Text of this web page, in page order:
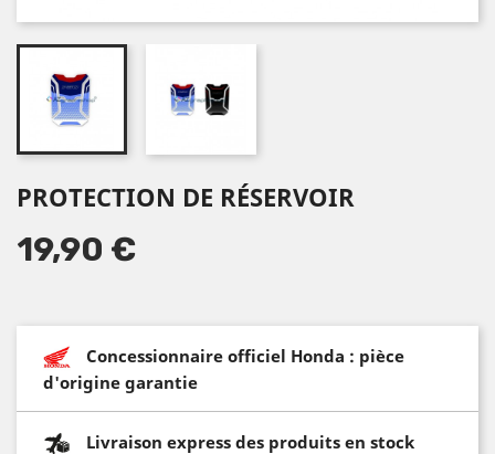
PROTECTION DE RÉSERVOIR
19,90 €
Concessionnaire officiel Honda : pièce
d'origine garantie
Livraison express des produits en stock